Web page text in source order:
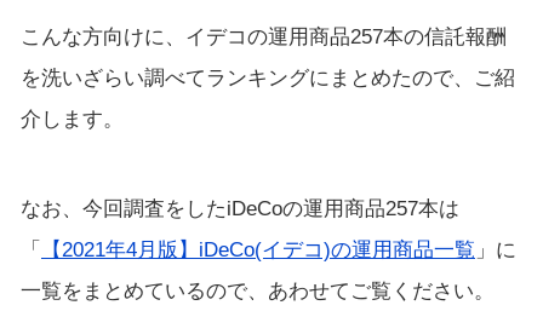
こんな方向けに、イデコの運用商品257本の信託報酬
を洗いざらい調べてランキングにまとめたので、ご紹
介します。
なお、今回調査をしたiDeCoの運用商品257本は
「
【2021年4月版】iDeCo(イデコ)の運用商品一覧 」に
一覧をまとめているので、あわせてご覧ください。